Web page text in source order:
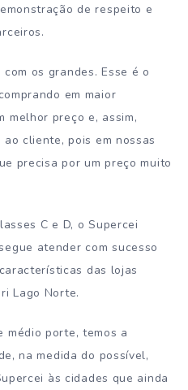
de respeito e
os grandes. Esse é o
em maior
melhor preço e, assim,
cliente, pois em nossas
precisa por um preço muito
C e D, o Supercei
atender com sucesso
das lojas
Lago Norte.
médio porte, temos a
na medida do possível,
às cidades que ainda